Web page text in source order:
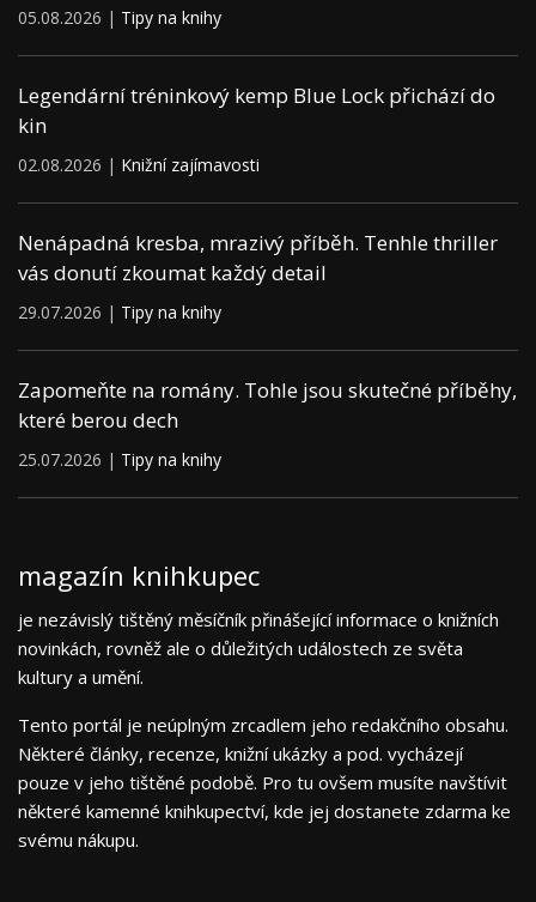
05.08.2026 | Tipy na knihy
Legendární tréninkový kemp Blue Lock přichází do
kin
02.08.2026 | Knižní zajímavosti
Nenápadná kresba, mrazivý příběh. Tenhle thriller
vás donutí zkoumat každý detail
29.07.2026 | Tipy na knihy
Zapomeňte na romány. Tohle jsou skutečné příběhy,
které berou dech
25.07.2026 | Tipy na knihy
magazín knihkupec
je nezávislý tištěný měsíčník přinášející informace o knižních
novinkách, rovněž ale o důležitých událostech ze světa
kultury a umění.
Tento portál je neúplným zrcadlem jeho redakčního obsahu.
Některé články, recenze, knižní ukázky a pod. vycházejí
pouze v jeho tištěné podobě. Pro tu ovšem musíte navštívit
některé kamenné knihkupectví, kde jej dostanete zdarma ke
svému nákupu.